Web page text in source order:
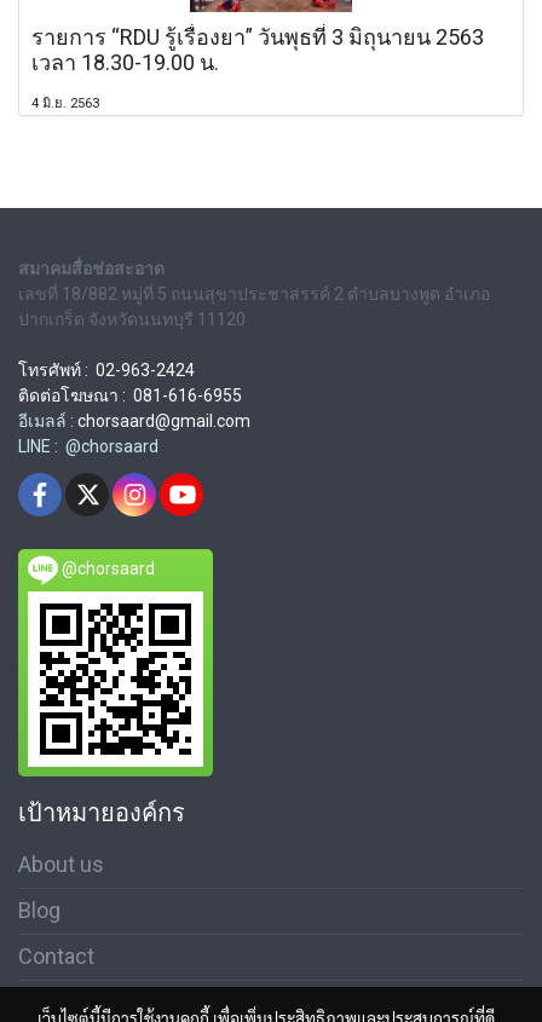
รายการ “RDU รู้เรื่องยา” วันพุธที่ 3 มิถุนายน 2563
เวลา 18.30-19.00 น.
4 มิ.ย. 2563
สมาคมสื่อช่อสะอาด
เลขที่ 18/882 หมู่ที่ 5 ถนนสุขาประชาสรรค์ 2 ตำบลบางพูด อำเภอ
ปากเกร็ด จังหวัดนนทบุรี 11120
โทรศัพท์ : 02-963-2424
ติดต่อโฆษณา : 081-616-6955
อีเมลล์ : chorsaard@gmail.com
LINE : @chorsaard
@chorsaard
เป้าหมายองค์กร
About us
Blog
Contact